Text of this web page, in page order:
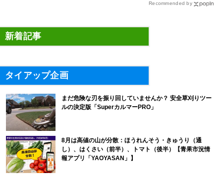
Recommended by
新着記事
タイアップ企画
まだ危険な刃を振り回していませんか？ 安全草刈りツー
ルの決定版「SuperカルマーPRO」
8月は高値の山が分散：ほうれんそう・きゅうり（通
し）、はくさい（前半）、トマト（後半）【青果市況情
報アプリ「YAOYASAN」】